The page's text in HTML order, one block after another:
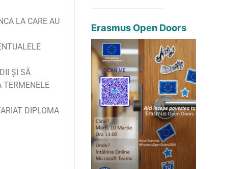
LA CARE AU
ŞI SĂ
TERMENELE
DIPLOMA
Erasmus Open Doors